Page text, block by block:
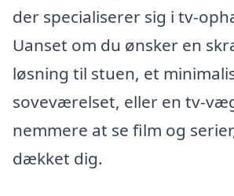
der specialiserer sig i tv-
Uanset om du ønsker en
løsning til stuen, et
soveværelset, eller en tv-
nemmere at se film og
dækket dig.